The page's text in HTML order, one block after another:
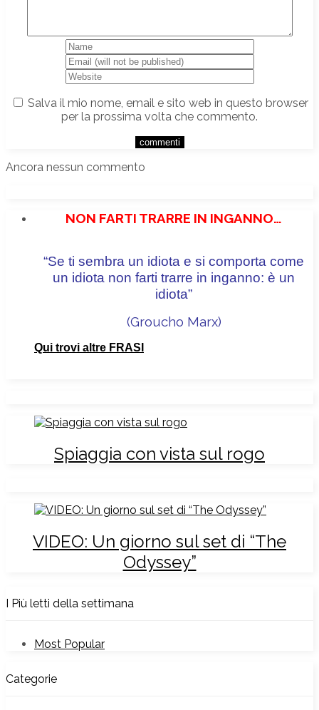
Salva il mio nome, email e sito web in questo browser
per la prossima volta che commento.
Ancora nessun commento
NON FARTI TRARRE IN INGANNO…
“Se ti sembra un idiota e si comporta come
un idiota non farti trarre in inganno: è un
idiota”
(Groucho Marx)
Qui trovi altre FRASI
Spiaggia con vista sul rogo
VIDEO: Un giorno sul set di “The
Odyssey”
I Più letti della settimana
Most Popular
Categorie